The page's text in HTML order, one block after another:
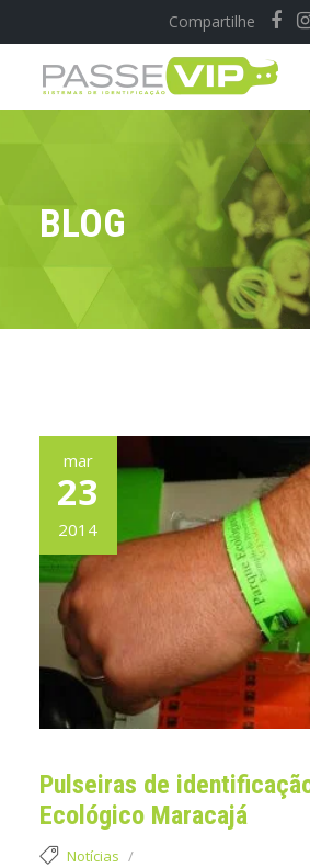
Compartilhe
BLOG
mar
23
2014
Pulseiras de
Ecológico Maracajá
Notícias